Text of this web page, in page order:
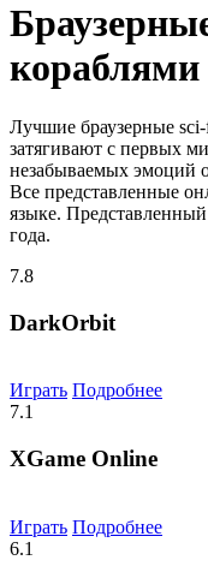
кораблями
Лучшие браузерные
затягивают с первых
незабываемых эмоций
Все представленные
языке.
года.
7.8
DarkOrbit
Играть Подробнее
7.1
XGame Online
Играть Подробнее
6.1